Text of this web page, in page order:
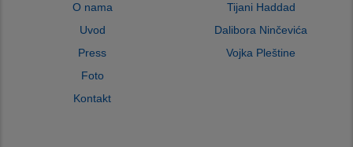
O nama
Uvod
Press
Foto
Kontakt
Tijani Haddad
Dalibora Ninčevića
Vojka Pleštine